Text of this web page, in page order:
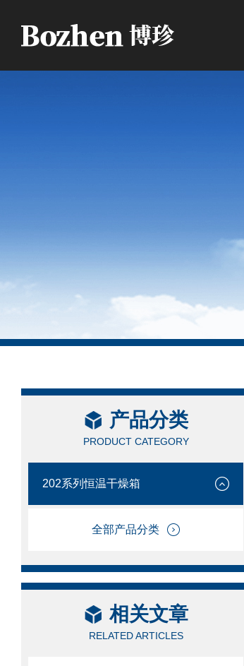
产品分类
PRODUCT CATEGORY
202系列恒温干燥箱
全部产品分类
相关文章
RELATED ARTICLES